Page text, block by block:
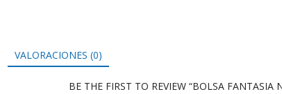
VALORACIONES (0)
BE THE FIRST TO REVIEW “BOLSA FANTASIA